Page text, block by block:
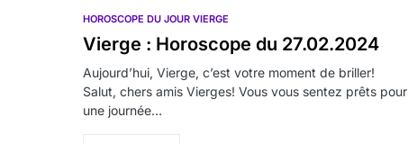
HOROSCOPE DU JOUR VIERGE
Vierge : Horoscope du 27.02.2024
Aujourd’hui, Vierge, c’est votre moment de briller!
Salut, chers amis Vierges! Vous vous sentez prêts pour
une journée…